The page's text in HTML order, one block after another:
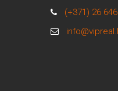
(+371) 26